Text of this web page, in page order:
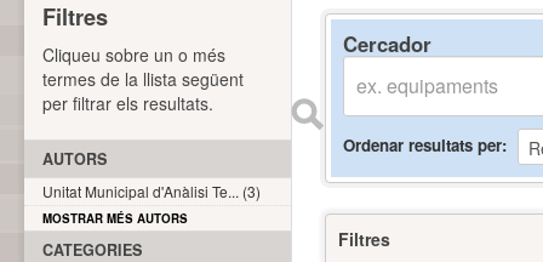
Cercador
Ordenar resultats per
Filtres
Filtres
Cliqueu sobre un o més
termes de la llista següent
per filtrar els resultats.
AUTORS
Unitat Municipal d'Anàlisi Te... (3)
MOSTRAR MÉS AUTORS
CATEGORIES